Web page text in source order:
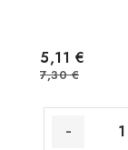
5,11 €
7,30 €